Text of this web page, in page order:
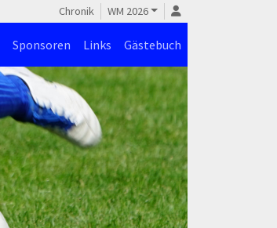
Chronik WM 2026
Sponsoren Links Gästebuch